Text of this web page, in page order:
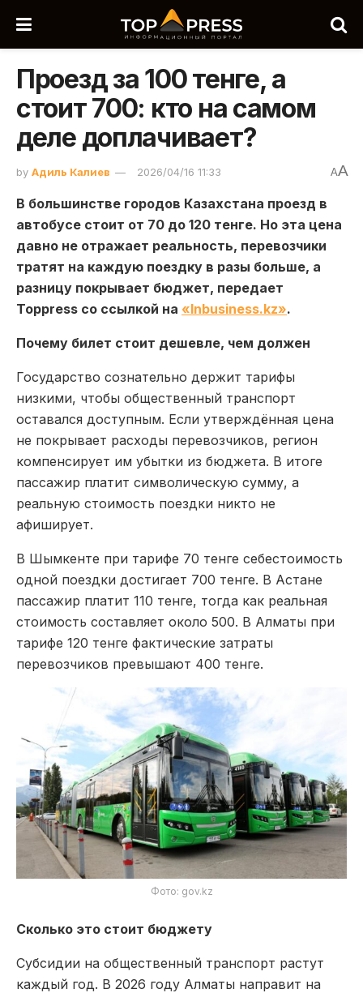
Проезд за 100 тенге, а
стоит 700: кто на самом
деле доплачивает?
by Адиль Калиев 2026/04/16 11:33 AA
В большинстве городов Казахстана проезд в
автобусе стоит от 70 до 120 тенге. Но эта цена
давно не отражает реальность, перевозчики
тратят на каждую поездку в разы больше, а
разницу покрывает бюджет, передает
Toppress со ссылкой на «Inbusiness.kz».
Почему билет стоит дешевле, чем должен
Государство сознательно держит тарифы
низкими, чтобы общественный транспорт
оставался доступным. Если утверждённая цена
не покрывает расходы перевозчиков, регион
компенсирует им убытки из бюджета. В итоге
пассажир платит символическую сумму, а
реальную стоимость поездки никто не
афиширует.
В Шымкенте при тарифе 70 тенге себестоимость
одной поездки достигает 700 тенге. В Астане
пассажир платит 110 тенге, тогда как реальная
стоимость составляет около 500. В Алматы при
тарифе 120 тенге фактические затраты
перевозчиков превышают 400 тенге.
Фото: gov.kz
Сколько это стоит бюджету
Субсидии на общественный транспорт растут
каждый год. В 2026 году Алматы направит на